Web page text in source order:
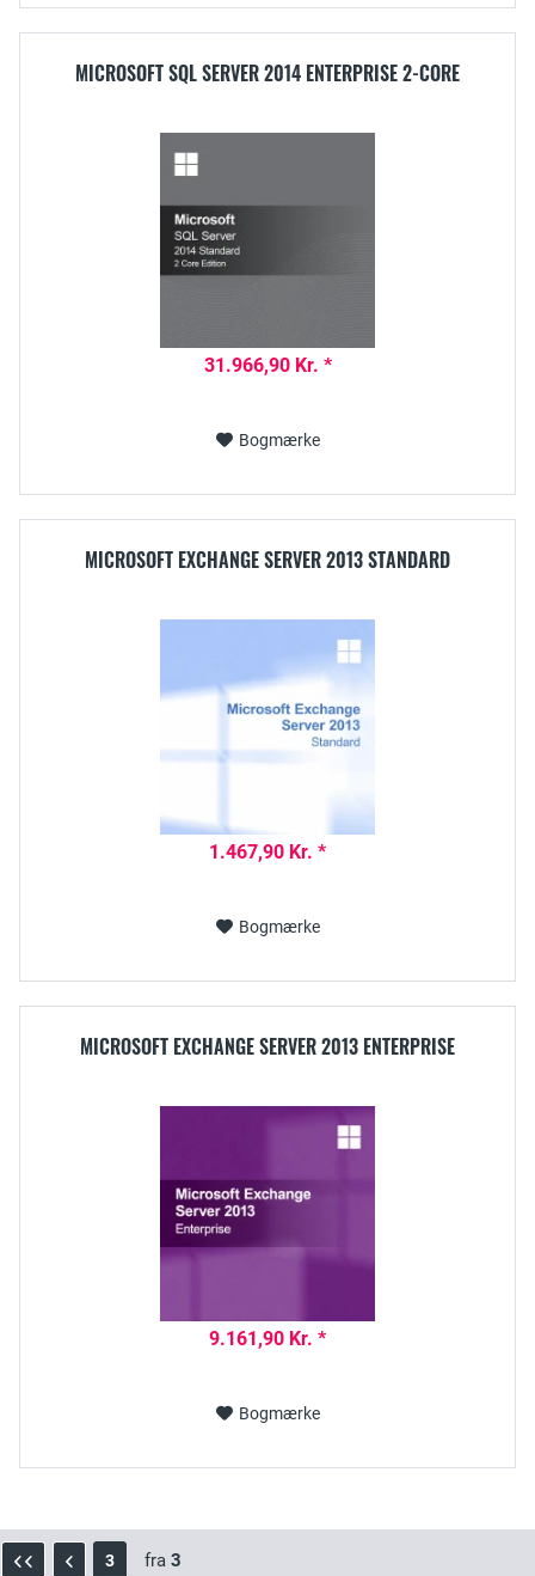
MICROSOFT SQL SERVER 2014 ENTERPRISE 2-CORE
31.966,90 Kr. *
Bogmærke
MICROSOFT EXCHANGE SERVER 2013 STANDARD
1.467,90 Kr. *
Bogmærke
MICROSOFT EXCHANGE SERVER 2013 ENTERPRISE
9.161,90 Kr. *
Bogmærke
3 fra 3